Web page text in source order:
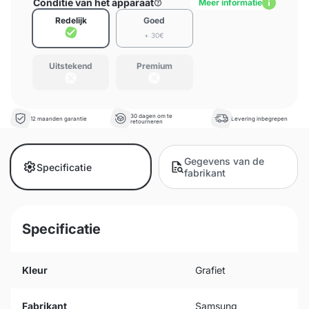
Conditie van het apparaat
Meer informatie
Redelijk
Goed
+ 30€
Uitstekend Premium
12 maanden garantie
30 dagen om te
retourneren
Levering inbegrepen
Specificatie
Gegevens van de
fabrikant
Specificatie
Kleur Grafiet
Fabrikant Samsung